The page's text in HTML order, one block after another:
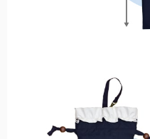
日差しの影響を受けやすいお
全て